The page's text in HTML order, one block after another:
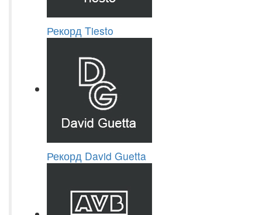
Рекорд Tiesto
Рекорд David Guetta